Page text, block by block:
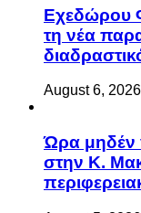
Eχεδώρου
τη νέα
August 6, 2026
Ώρα μηδέν
στην Κ.